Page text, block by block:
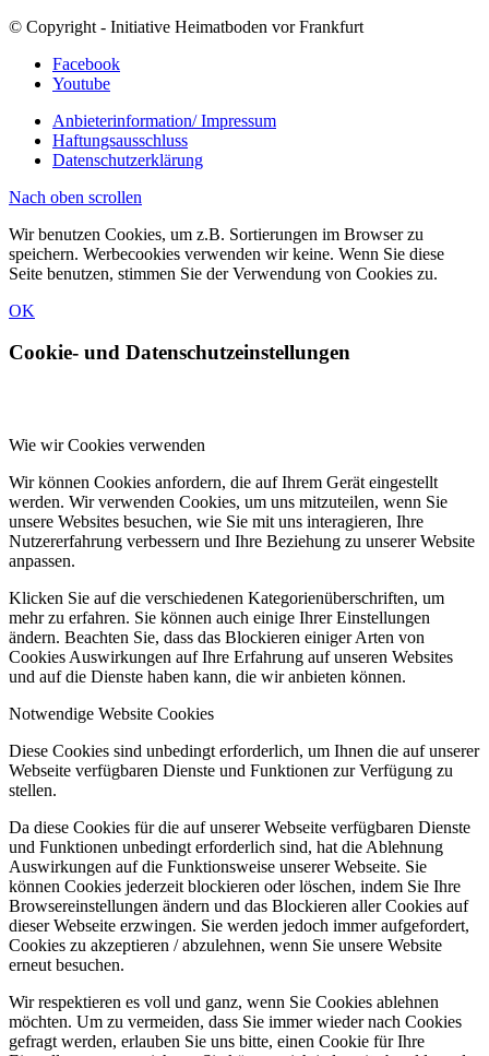
© Copyright - Initiative Heimatboden vor Frankfurt
Facebook
Youtube
Anbieterinformation/ Impressum
Haftungsausschluss
Datenschutzerklärung
Nach oben scrollen
Wir benutzen Cookies, um z.B. Sortierungen im Browser zu
speichern. Werbecookies verwenden wir keine. Wenn Sie diese
Seite benutzen, stimmen Sie der Verwendung von Cookies zu.
OK
Cookie- und Datenschutzeinstellungen
Wie wir Cookies verwenden
Wir können Cookies anfordern, die auf Ihrem Gerät eingestellt
werden. Wir verwenden Cookies, um uns mitzuteilen, wenn Sie
unsere Websites besuchen, wie Sie mit uns interagieren, Ihre
Nutzererfahrung verbessern und Ihre Beziehung zu unserer Website
anpassen.
Klicken Sie auf die verschiedenen Kategorienüberschriften, um
mehr zu erfahren. Sie können auch einige Ihrer Einstellungen
ändern. Beachten Sie, dass das Blockieren einiger Arten von
Cookies Auswirkungen auf Ihre Erfahrung auf unseren Websites
und auf die Dienste haben kann, die wir anbieten können.
Notwendige Website Cookies
Diese Cookies sind unbedingt erforderlich, um Ihnen die auf unserer
Webseite verfügbaren Dienste und Funktionen zur Verfügung zu
stellen.
Da diese Cookies für die auf unserer Webseite verfügbaren Dienste
und Funktionen unbedingt erforderlich sind, hat die Ablehnung
Auswirkungen auf die Funktionsweise unserer Webseite. Sie
können Cookies jederzeit blockieren oder löschen, indem Sie Ihre
Browsereinstellungen ändern und das Blockieren aller Cookies auf
dieser Webseite erzwingen. Sie werden jedoch immer aufgefordert,
Cookies zu akzeptieren / abzulehnen, wenn Sie unsere Website
erneut besuchen.
Wir respektieren es voll und ganz, wenn Sie Cookies ablehnen
möchten. Um zu vermeiden, dass Sie immer wieder nach Cookies
gefragt werden, erlauben Sie uns bitte, einen Cookie für Ihre